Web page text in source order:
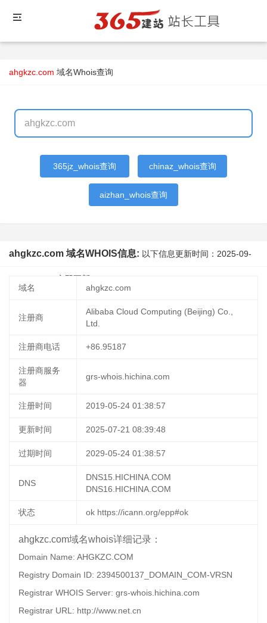
ahgkzc.com 域名Whois查询
365jz_whois查询 chinaz_whois查询
aizhan_whois查询
ahgkzc.com 域名WHOIS信息: 以下信息更新时间： 2025-09-
立即更新
域名
ahgkzc.com
注册商
Alibaba Cloud Computing (Beijing) Co.,
Ltd.
注册商电话 +86.95187
注册商服务
器
grs-whois.hichina.com
注册时间 2019-05-24 01:38:57
更新时间 2025-07-21 08:39:48
过期时间 2029-05-24 01:38:57
DNS
DNS15.HICHINA.COM
DNS16.HICHINA.COM
状态 ok https://icann.org/epp#ok
ahgkzc.com域名whois详细记录：
Domain Name: AHGKZC.COM
Registry Domain ID: 2394500137_DOMAIN_COM-VRSN
Registrar WHOIS Server: grs-whois.hichina.com
Registrar URL: http://www.net.cn